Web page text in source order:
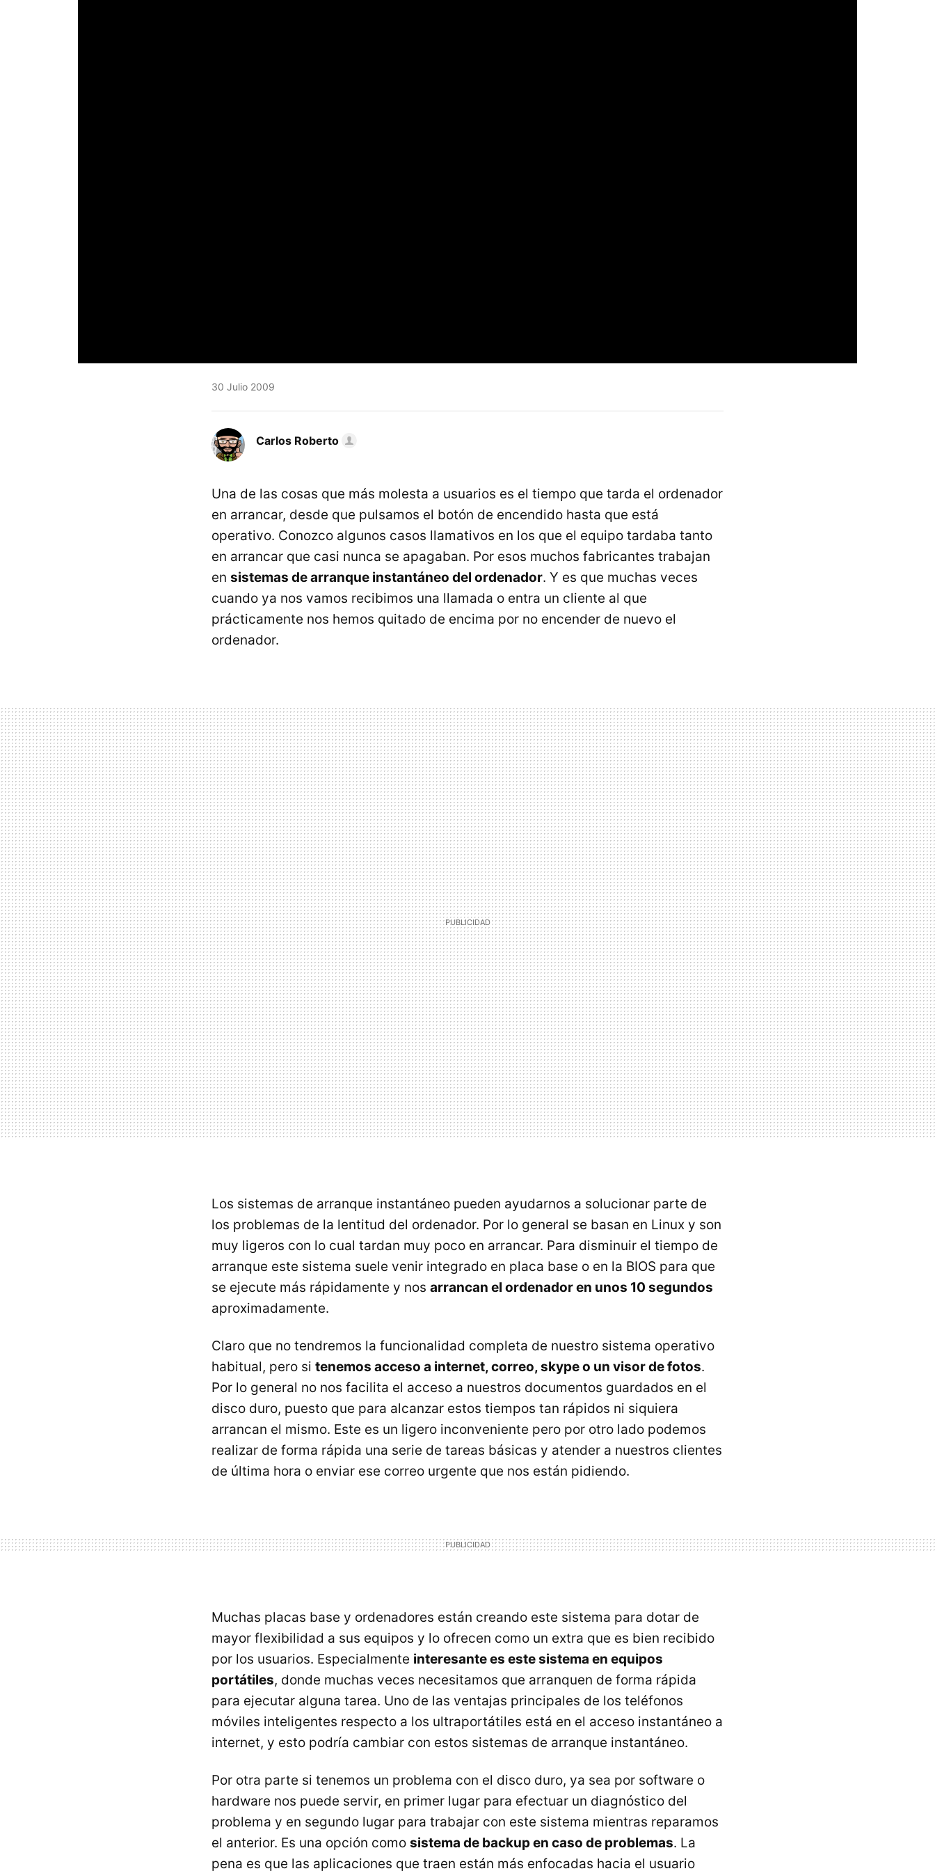
30 Julio 2009
Carlos Roberto
Una de las cosas que más molesta a usuarios es el tiempo que tarda el ordenador
en arrancar, desde que pulsamos el botón de encendido hasta que está
operativo. Conozco algunos casos llamativos en los que el equipo tardaba tanto
en arrancar que casi nunca se apagaban. Por esos muchos fabricantes trabajan
en sistemas de arranque instantáneo del ordenador. Y es que muchas veces
cuando ya nos vamos recibimos una llamada o entra un cliente al que
prácticamente nos hemos quitado de encima por no encender de nuevo el
ordenador.
Los sistemas de arranque instantáneo pueden ayudarnos a solucionar parte de
los problemas de la lentitud del ordenador. Por lo general se basan en Linux y son
muy ligeros con lo cual tardan muy poco en arrancar. Para disminuir el tiempo de
arranque este sistema suele venir integrado en placa base o en la BIOS para que
se ejecute más rápidamente y nos arrancan el ordenador en unos 10 segundos
aproximadamente.
Claro que no tendremos la funcionalidad completa de nuestro sistema operativo
habitual, pero si tenemos acceso a internet, correo, skype o un visor de fotos.
Por lo general no nos facilita el acceso a nuestros documentos guardados en el
disco duro, puesto que para alcanzar estos tiempos tan rápidos ni siquiera
arrancan el mismo. Este es un ligero inconveniente pero por otro lado podemos
realizar de forma rápida una serie de tareas básicas y atender a nuestros clientes
de última hora o enviar ese correo urgente que nos están pidiendo.
Muchas placas base y ordenadores están creando este sistema para dotar de
mayor flexibilidad a sus equipos y lo ofrecen como un extra que es bien recibido
por los usuarios. Especialmente interesante es este sistema en equipos
portátiles, donde muchas veces necesitamos que arranquen de forma rápida
para ejecutar alguna tarea. Uno de las ventajas principales de los teléfonos
móviles inteligentes respecto a los ultraportátiles está en el acceso instantáneo a
internet, y esto podría cambiar con estos sistemas de arranque instantáneo.
Por otra parte si tenemos un problema con el disco duro, ya sea por software o
hardware nos puede servir, en primer lugar para efectuar un diagnóstico del
problema y en segundo lugar para trabajar con este sistema mientras reparamos
el anterior. Es una opción como sistema de backup en caso de problemas. La
pena es que las aplicaciones que traen están más enfocadas hacia el usuario